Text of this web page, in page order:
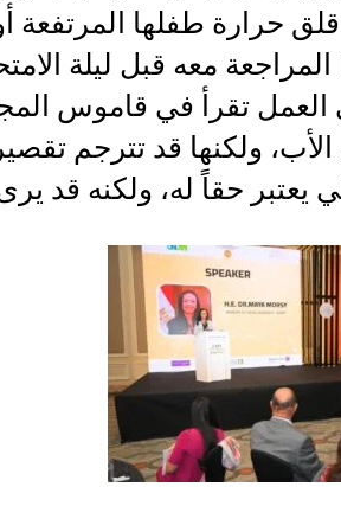
حرارة طفلها المرتفعة
معه قبل ليلة
العمل تقرأ في قاموس
ولكنها قد تترجم
يعتبر حقاً له، ولكنه قد